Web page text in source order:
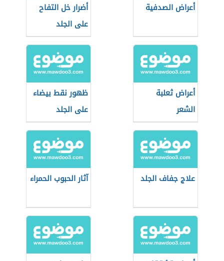
أعراض الصدفية
أضرار خل التفاح
على الجلد
أعراض ثعلبة
الشعر
ظهور نقط بيضاء
على الجلد
علاج جفاف الجلد آثار الحبوب الحمراء